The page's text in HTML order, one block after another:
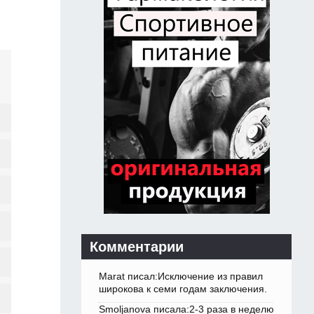
Комментарии
Marat писал:Исключение из правил
широкова к семи годам заключения.
Smoljanova писала:2-3 раза в неделю